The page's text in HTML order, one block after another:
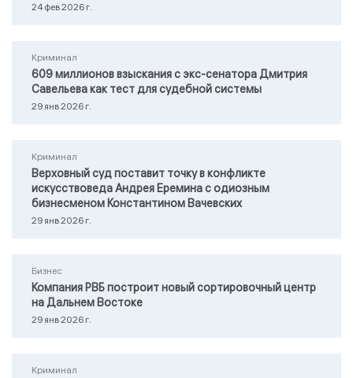
24 фев 2026 г.
Криминал
609 миллионов взыскания с экс-сенатора Дмитрия
Савельева как тест для судебной системы
29 янв 2026 г.
Криминал
Верховный суд поставит точку в конфликте
искусствоведа Андрея Еремина с одиозным
бизнесменом Константином Вачевских
29 янв 2026 г.
Бизнес
Компания РВБ построит новый сортировочный центр
на Дальнем Востоке
29 янв 2026 г.
Криминал